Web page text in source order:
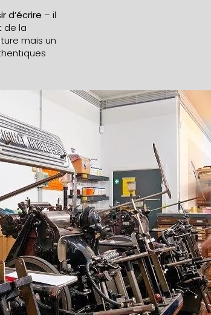
d’écrire – il
de la
mais un